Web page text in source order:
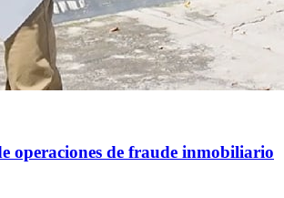
operaciones de fraude inmobiliario